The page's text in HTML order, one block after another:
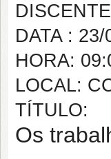
DATA : 23/
HORA:
LOCAL:
TÍTULO:
Os